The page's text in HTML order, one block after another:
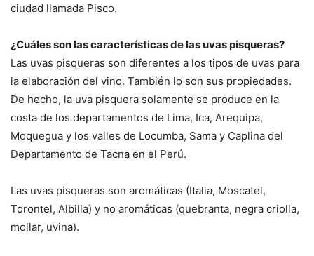
ciudad llamada Pisco.
¿Cuáles son las características de las uvas pisqueras?
Las uvas pisqueras son diferentes a los tipos de uvas para
la elaboración del vino. También lo son sus propiedades.
De hecho, la uva pisquera solamente se produce en la
costa de los departamentos de Lima, Ica, Arequipa,
Moquegua y los valles de Locumba, Sama y Caplina del
Departamento de Tacna en el Perú.
Las uvas pisqueras son aromáticas (Italia, Moscatel,
Torontel, Albilla) y no aromáticas (quebranta, negra criolla,
mollar, uvina).